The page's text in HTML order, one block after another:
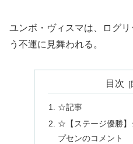
ユンボ・ヴィスマは、ログ
う不運に見舞われる。
目次
☆記事
☆【ステージ優勝】
プセンのコメント